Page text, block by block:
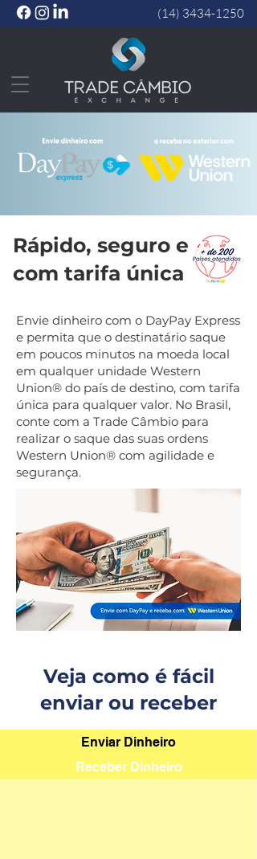
(14) 3434-1250
Rápido, seguro e
com tarifa única
Envie dinheiro com o DayPay Express
e permita que o destinatário saque
em poucos minutos na moeda local
em qualquer unidade Western
Union® do país de destino, com tarifa
única para qualquer valor. No Brasil,
conte com a Trade Câmbio para
realizar o saque das suas ordens
Western Union® com agilidade e
segurança.
Veja como é fácil
enviar ou receber
Enviar Dinheiro
Receber Dinheiro